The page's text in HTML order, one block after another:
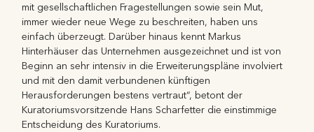
mit gesellschaftlichen Fragestellungen sowie sein Mut,
immer wieder neue Wege zu beschreiten, haben uns
einfach überzeugt. Darüber hinaus kennt Markus
Hinterhäuser das Unternehmen ausgezeichnet und ist von
Beginn an sehr intensiv in die Erweiterungspläne involviert
und mit den damit verbundenen künftigen
Herausforderungen bestens vertraut“, betont der
Kuratoriumsvorsitzende Hans Scharfetter die einstimmige
Entscheidung des Kuratoriums.